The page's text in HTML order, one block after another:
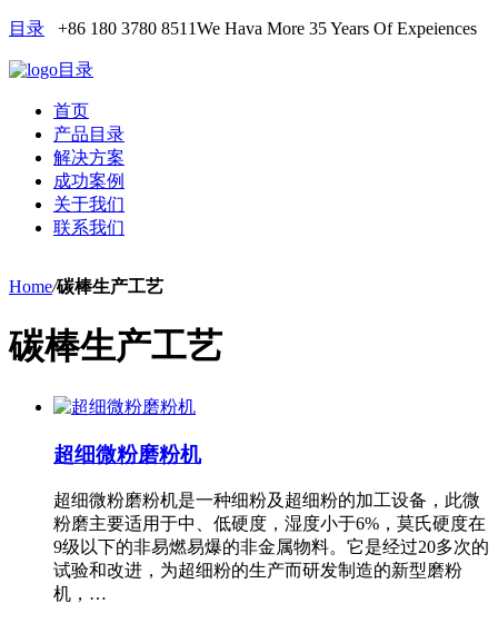
目录 +86 180 3780 8511We Hava More 35 Years Of Expeiences
目录
首页
产品目录
解决方案
成功案例
关于我们
联系我们
Home/碳棒生产工艺
碳棒生产工艺
超细微粉磨粉机
超细微粉磨粉机是一种细粉及超细粉的加工设备，此微
粉磨主要适用于中、低硬度，湿度小于6%，莫氏硬度在
9级以下的非易燃易爆的非金属物料。它是经过20多次的
试验和改进，为超细粉的生产而研发制造的新型磨粉
机，…